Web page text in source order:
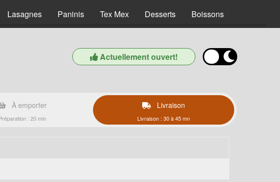
Lasagnes Paninis Tex Mex Desserts Boissons
Actuellement ouvert!
À emporter
: 20 min
Livraison
Livraison : 30 à 45 mn